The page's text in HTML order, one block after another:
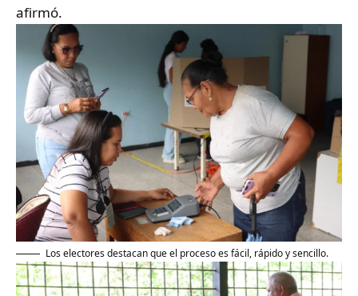
afirmó.
Los electores destacan que el proceso es fácil, rápido y sencillo.